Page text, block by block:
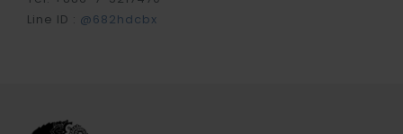
Line ID : @682hdcbx